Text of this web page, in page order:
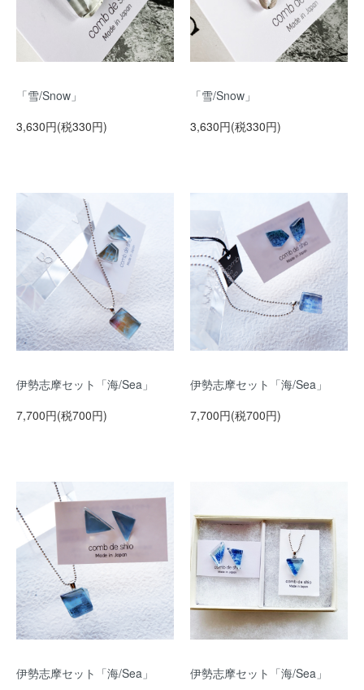
「雪/Snow」
3,630円(税330円)
「雪/Snow」
3,630円(税330円)
伊勢志摩セット「海/Sea」
7,700円(税700円)
伊勢志摩セット「海/Sea」
7,700円(税700円)
伊勢志摩セット「海/Sea」
伊勢志摩セット「海/Sea」